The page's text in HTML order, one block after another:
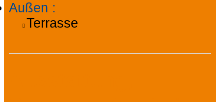
Außen :
Terrasse